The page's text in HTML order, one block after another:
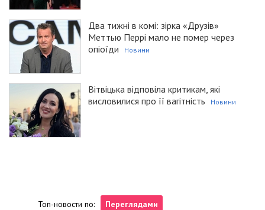
Два тижні в комі: зірка «Друзів»
Меттью Перрі мало не помер через
опіоїди
Новини
Вітвіцька відповіла критикам, які
висловилися про її вагітність
Новини
Топ-новости по: Переглядами